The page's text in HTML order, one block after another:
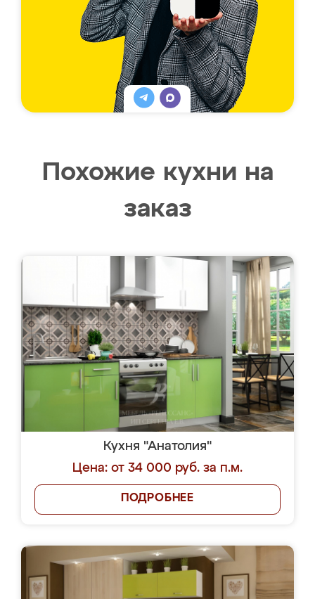
Похожие кухни на
заказ
Кухня "Анатолия"
Цена: от 34 000 руб. за п.м.
ПОДРОБНЕЕ